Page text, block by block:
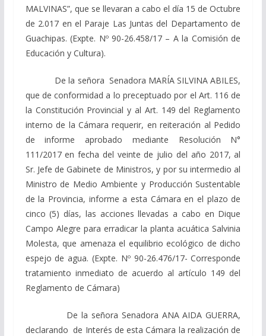
MALVINAS”, que se llevaran a cabo el día 15 de Octubre
de 2.017 en el Paraje Las Juntas del Departamento de
Guachipas. (Expte. Nº 90-26.458/17 – A la Comisión de
Educación y Cultura).
De la señora Senadora MARÍA SILVINA ABILES,
que de conformidad a lo preceptuado por el Art. 116 de
la Constitución Provincial y al Art. 149 del Reglamento
interno de la Cámara requerir, en reiteración al Pedido
de informe aprobado mediante Resolución N°
111/2017 en fecha del veinte de julio del año 2017, al
Sr. Jefe de Gabinete de Ministros, y por su intermedio al
Ministro de Medio Ambiente y Producción Sustentable
de la Provincia, informe a esta Cámara en el plazo de
cinco (5) días, las acciones llevadas a cabo en Dique
Campo Alegre para erradicar la planta acuática Salvinia
Molesta, que amenaza el equilibrio ecológico de dicho
espejo de agua. (Expte. Nº 90-26.476/17- Corresponde
tratamiento inmediato de acuerdo al artículo 149 del
Reglamento de Cámara)
De la señora Senadora ANA AIDA GUERRA,
declarando de Interés de esta Cámara la realización de